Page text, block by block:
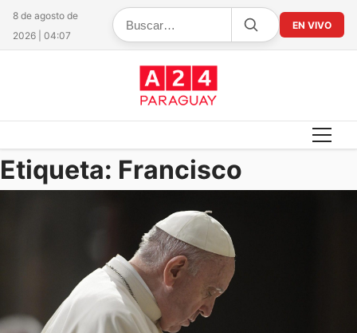
8 de agosto de
2026 | 04:07
EN VIVO
Etiqueta: Francisco